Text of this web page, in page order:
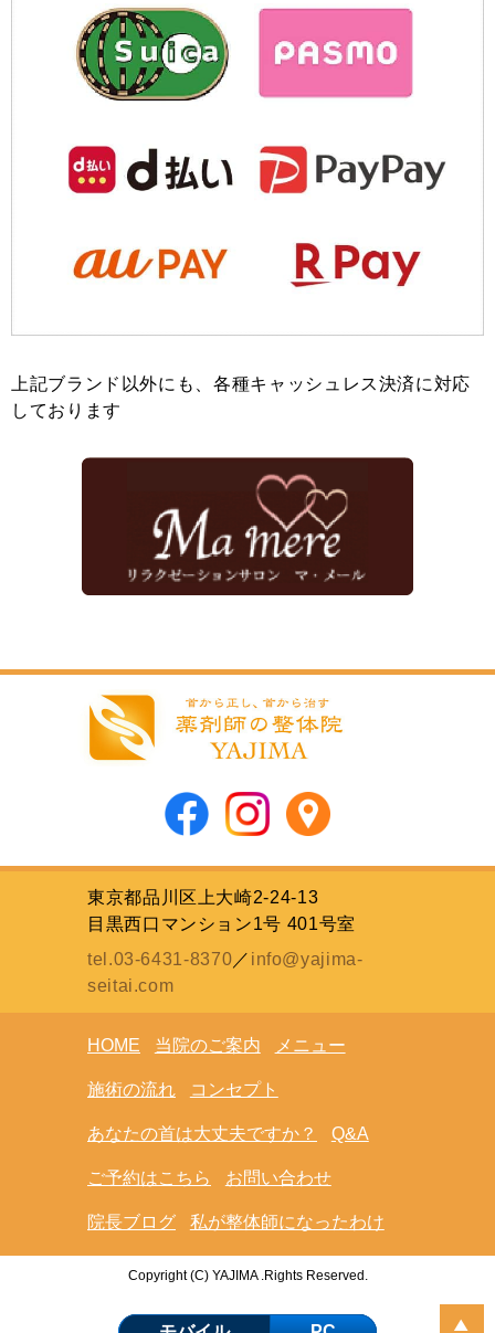
上記ブランド以外にも、各種キャッシュレス決済に対応
しております
東京都品川区上大崎2-24-13
目黒西口マンション1号 401号室
tel.03-6431-8370／ info@yajima-
seitai.com
HOME 当院のご案内 メニュー
施術の流れ コンセプト
あなたの首は大丈夫ですか？ Q&A
ご予約はこちら お問い合わせ
院長ブログ 私が整体師になったわけ
Copyright (C) YAJIMA .Rights Reserved.